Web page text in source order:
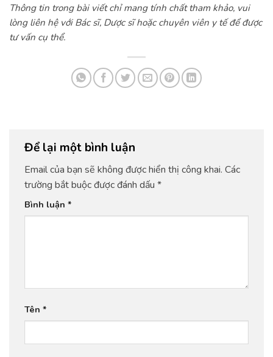
Thông tin trong bài viết chỉ mang tính chất tham khảo, vui
lòng liên hệ với Bác sĩ, Dược sĩ hoặc chuyên viên y tế để được
tư vấn cụ thể.
Để lại một bình luận
Email của bạn sẽ không được hiển thị công khai. Các
trường bắt buộc được đánh dấu *
Bình luận *
Tên *